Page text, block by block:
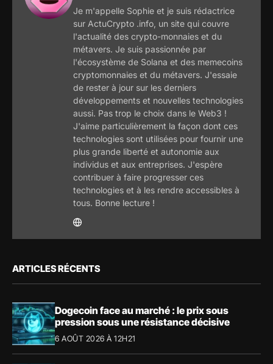
Je m'appelle Sophie et je suis rédactrice
sur ActuCrypto .info, un site qui couvre
l'actualité des crypto-monnaies et du
métavers. Je suis passionnée par
l'écosystème de Solana et des memecoins
cryptomonnaies et du métavers. J'essaie
de rester à jour sur les derniers
développements et nouvelles technologies
aussi. Pas trop le choix dans le Web3 !
J'aime particulièrement la façon dont ces
technologies sont utilisées pour fournir une
plus grande liberté et autonomie aux
individus et aux entreprises. J'espère
contribuer à faire progresser ces
technologies et à les rendre accessibles à
tous. Bonne lecture !
ARTICLES RÉCENTS
Dogecoin face au marché : le prix sous
pression sous une résistance décisive
6 AOÛT 2026 À 12H21